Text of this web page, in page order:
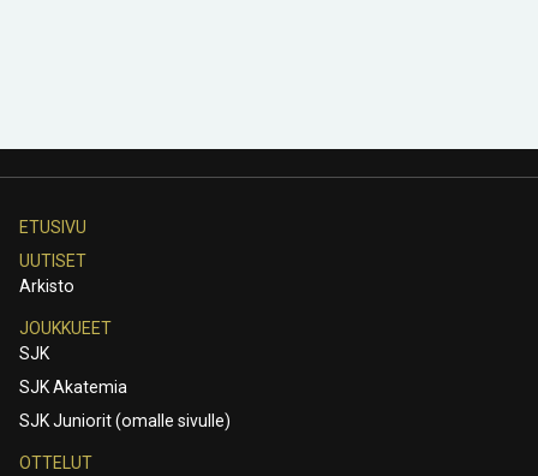
ETUSIVU
UUTISET
Arkisto
JOUKKUEET
SJK
SJK Akatemia
SJK Juniorit (omalle sivulle)
OTTELUT